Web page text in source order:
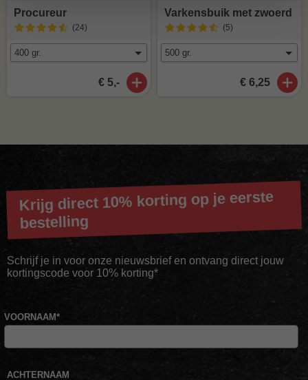
Procureur
(24)
€ 5,-
Varkensbuik met zwoerd
(5)
€ 6,25
Krijg direct 10% korting op je eerste
bestelling
Schrijf je in voor onze nieuwsbrief en ontvang direct jouw
kortingscode voor 10% korting*
VOORNAAM*
ACHTERNAAM